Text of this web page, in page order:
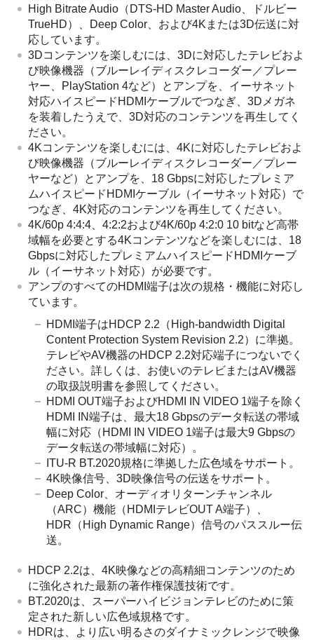
High Bitrate Audio（DTS-HD Master Audio、ドルビー
TrueHD）、Deep Color、および4Kまたは3D伝送に対
応しています。
3Dコンテンツを楽しむには、3Dに対応したテレビおよ
び映像機器（ブルーレイディスクレコーダー／プレー
ヤー、PlayStation 4など）とアンプを、イーサネット
対応ハイスピードHDMIケーブルでつなぎ、3Dメガネ
を装着したうえで、3D対応のコンテンツを再生してく
ださい。
4Kコンテンツを楽しむには、4Kに対応したテレビおよ
び映像機器（ブルーレイディスクレコーダー／プレー
ヤーなど）とアンプを、18 Gbpsに対応したプレミア
ムハイスピードHDMIケーブル（イーサネット対応）で
つなぎ、4K対応のコンテンツを再生してください。
4K/60p 4:4:4、4:2:2および4K/60p 4:2:0 10 bitなど高帯
域幅を必要とする4Kコンテンツなどを楽しむには、18
Gbpsに対応したプレミアムハイスピードHDMIケーブ
ル（イーサネット対応）が必要です。
アンプのすべてのHDMI端子は次の規格・機能に対応し
ています。
HDMI端子はHDCP 2.2（High-bandwidth Digital
Content Protection System Revision 2.2）に準拠。
テレビやAV機器のHDCP 2.2対応端子につないでく
ださい。詳しくは、お使いのテレビまたはAV機器
の取扱説明書を参照してください。
HDMI OUT端子およびHDMI IN VIDEO 1端子を除く
HDMI IN端子は、最大18 Gbpsのデータ転送の帯域
幅に対応（HDMI IN VIDEO 1端子は最大9 Gbpsの
データ転送の帯域幅に対応）。
ITU-R BT.2020規格に準拠した広色域をサポート。
4K映像信号、3D映像信号の伝送をサポート。
Deep Color、オーディオリターンチャンネル
（ARC）機能（HDMIテレビOUT A端子）、
HDR（High Dynamic Range）信号のパススルー伝
送。
HDCP 2.2は、4K映像などの高精細コンテンツのため
に強化された最新の著作権保護技術です。
BT.2020は、スーパーハイビジョンテレビのために策
定された新しい広色域規格です。
HDRは、より広い明るさのダイナミックレンジで映像